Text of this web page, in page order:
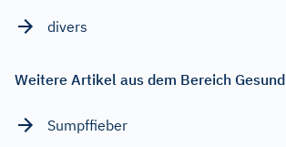
divers
Weitere Artikel aus dem Bereich
Sumpffieber